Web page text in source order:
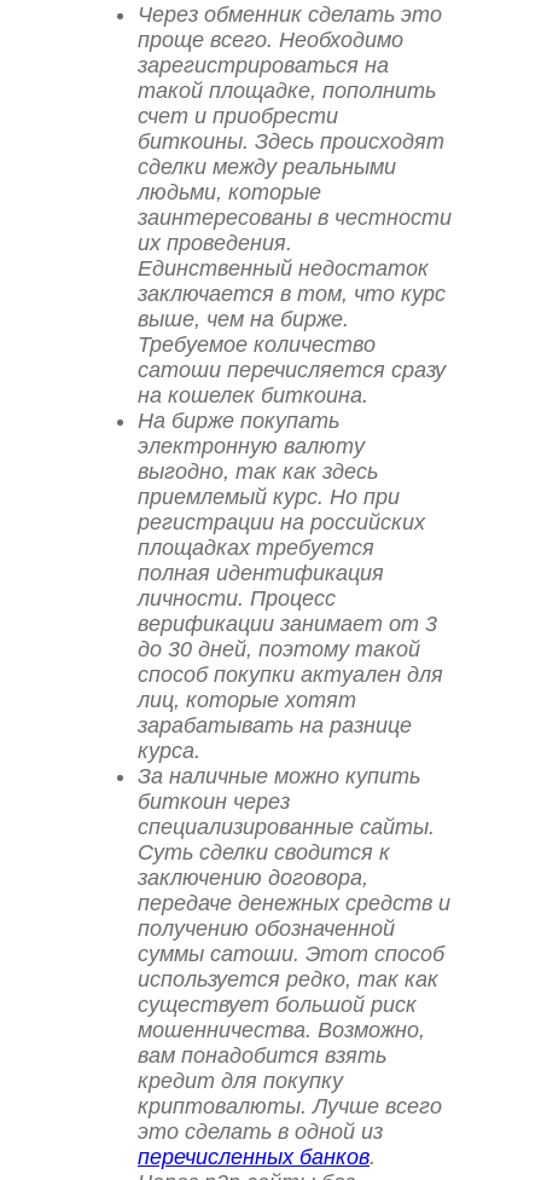
Через обменник сделать это
проще всего. Необходимо
зарегистрироваться на
такой площадке, пополнить
счет и приобрести
биткоины. Здесь происходят
сделки между реальными
людьми, которые
заинтересованы в честности
их проведения.
Единственный недостаток
заключается в том, что курс
выше, чем на бирже.
Требуемое количество
сатоши перечисляется сразу
на кошелек биткоина.
На бирже покупать
электронную валюту
выгодно, так как здесь
приемлемый курс. Но при
регистрации на российских
площадках требуется
полная идентификация
личности. Процесс
верификации занимает от 3
до 30 дней, поэтому такой
способ покупки актуален для
лиц, которые хотят
зарабатывать на разнице
курса.
За наличные можно купить
биткоин через
специализированные сайты.
Суть сделки сводится к
заключению договора,
передаче денежных средств и
получению обозначенной
суммы сатоши. Этот способ
используется редко, так как
существует большой риск
мошенничества. Возможно,
вам понадобится взять
кредит для покупку
криптовалюты. Лучше всего
это сделать в одной из
перечисленных банков.